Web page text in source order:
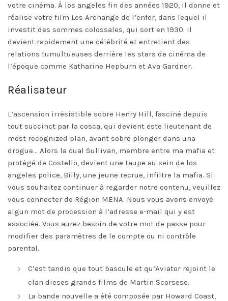
votre cinéma. À los angeles fin des années 1920, il donne et
réalise votre film Les Archange de l’enfer, dans lequel il
investit des sommes colossales, qui sort en 1930. Il
devient rapidement une célébrité et entretient des
relations tumultueuses derrière les stars de cinéma de
l’époque comme Katharine Hepburn et Ava Gardner.
Réalisateur
L’ascension irrésistible sobre Henry Hill, fasciné depuis
tout succinct par la cosca, qui devient este lieutenant de
most recognized plan, avant sobre plonger dans una
drogue… Alors la cual Sullivan, membre entre ma mafia et
protégé de Costello, devient une taupe au sein de los
angeles police, Billy, une jeune recrue, infiltre la mafia. Si
vous souhaitez continuer à regarder notre contenu, veuillez
vous connecter de Région MENA. Nous vous avons envoyé
algun mot de procession à l’adresse e-mail qui y est
associée. Vous aurez besoin de votre mot de passe pour
modifier des paramètres de le compte ou ni contrôle
parental.
C’est tandis que tout bascule et qu’Aviator rejoint le
clan dieses grands films de Martin Scorsese.
La bande nouvelle a été composée par Howard Coast,